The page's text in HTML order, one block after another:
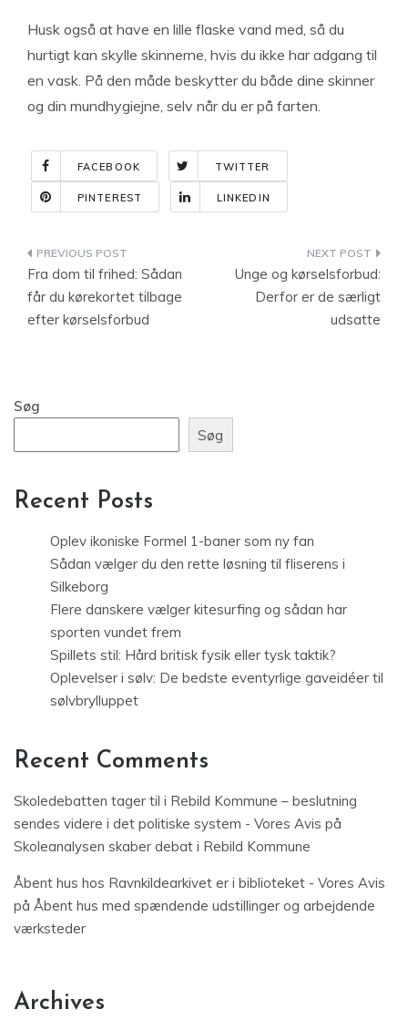
Husk også at have en lille flaske vand med, så du
hurtigt kan skylle skinnerne, hvis du ikke har adgang til
en vask. På den måde beskytter du både dine skinner
og din mundhygiejne, selv når du er på farten.
FACEBOOK TWITTER
PINTEREST LINKEDIN
Indlægsnavigation
Fra dom til frihed: Sådan
får du kørekortet tilbage
efter kørselsforbud
Unge og kørselsforbud:
Derfor er de særligt
udsatte
Søg
Søg
Recent Posts
Oplev ikoniske Formel 1-baner som ny fan
Sådan vælger du den rette løsning til fliserens i
Silkeborg
Flere danskere vælger kitesurfing og sådan har
sporten vundet frem
Spillets stil: Hård britisk fysik eller tysk taktik?
Oplevelser i sølv: De bedste eventyrlige gaveidéer til
sølvbrylluppet
Recent Comments
Skoledebatten tager til i Rebild Kommune – beslutning
sendes videre i det politiske system - Vores Avis på
Skoleanalysen skaber debat i Rebild Kommune
Åbent hus hos Ravnkildearkivet er i biblioteket - Vores Avis
på Åbent hus med spændende udstillinger og arbejdende
værksteder
Archives